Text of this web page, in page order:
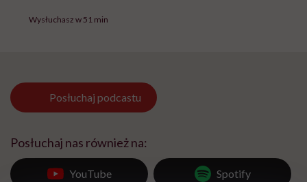
Wysłuchasz w 51 min
Posłuchaj podcastu
Posłuchaj nas również na:
YouTube Spotify